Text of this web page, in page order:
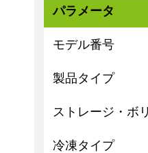
パラメータ
モデル番号
製品タイプ
ストレージ・ボ
冷凍タイプ